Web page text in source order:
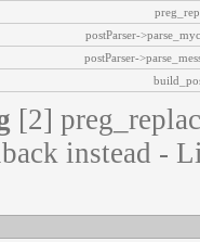
postParser-
postParser-
[2]
instead -